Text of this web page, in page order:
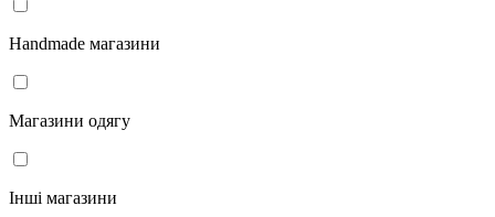
Handmade магазини
Магазини одягу
Інші магазини